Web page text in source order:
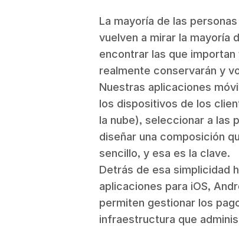
La mayoría de las
vuelven a mirar la mayoría
encontrar las que
realmente conservarán y
Nuestras aplicaciones
los dispositivos de los
la nube), seleccionar a las
diseñar una composición
sencillo, y esa es la clave.
Detrás de esa simplicidad
aplicaciones para iOS,
permiten gestionar los
infraestructura que